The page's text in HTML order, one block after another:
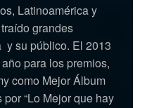
Latinoamérica y
grandes
y su público. El 2013
para los premios,
como Mejor Álbum
“Lo Mejor que hay